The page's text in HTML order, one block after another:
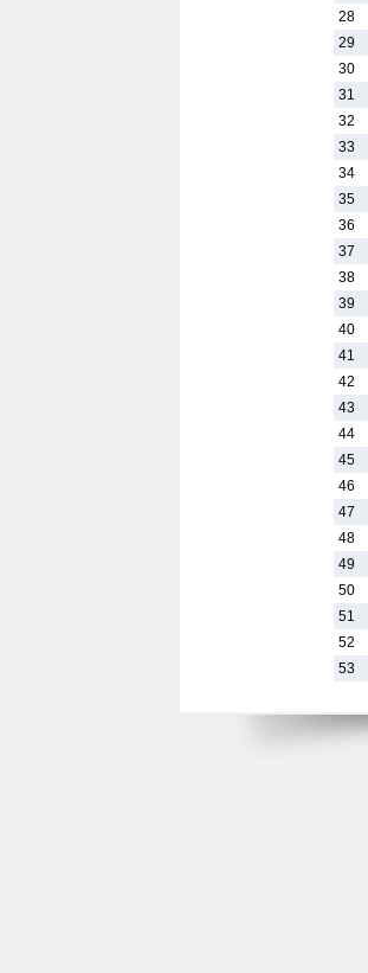
28
29
30
31
32
33
34
35
36
37
38
39
40
41
42
43
44
45
46
47
48
49
50
51
52
53